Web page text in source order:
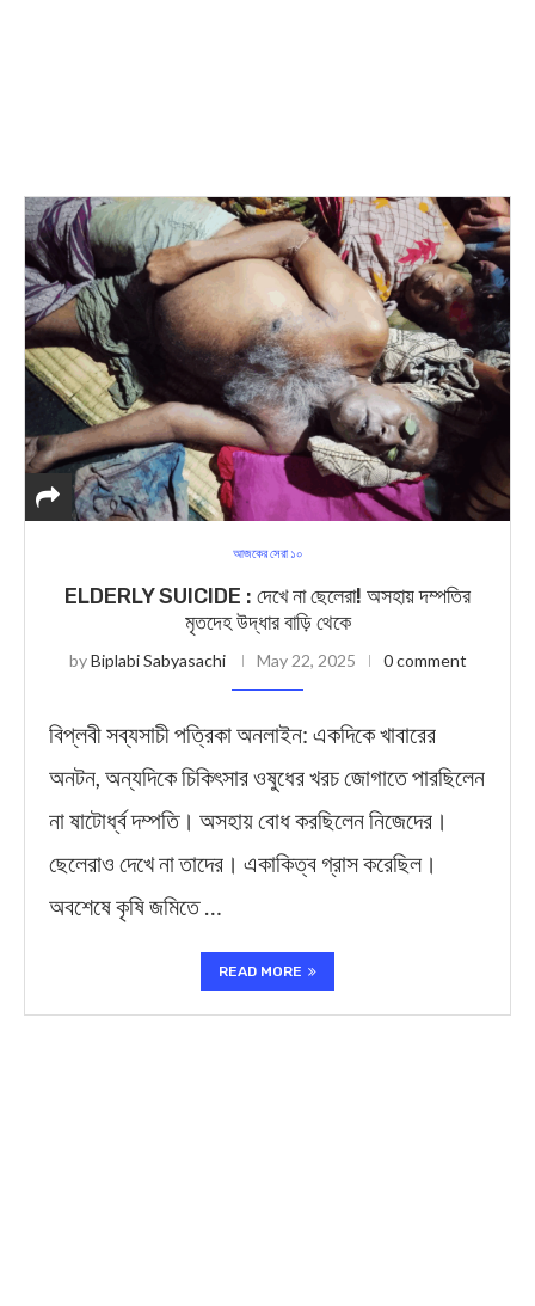
আজকের সেরা ১০
ELDERLY SUICIDE : দেখে না ছেলেরা! অসহায় দম্পতির
মৃতদেহ উদ্ধার বাড়ি থেকে
byBiplabi Sabyasachi May 22, 2025 0 comment
বিপ্লবী সব্যসাচী পত্রিকা অনলাইন: একদিকে খাবারের
অনটন, অন্যদিকে চিকিৎসার ওষুধের খরচ জোগাতে পারছিলেন
না ষাটোর্ধ্ব দম্পতি। অসহায় বোধ করছিলেন নিজেদের।
ছেলেরাও দেখে না তাদের। একাকিত্ব গ্রাস করেছিল।
অবশেষে কৃষি জমিতে …
READ MORE